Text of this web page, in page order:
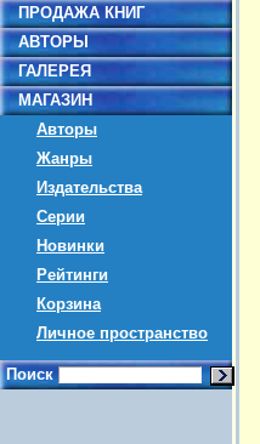
ПРОДАЖА КНИГ
АВТОРЫ
ГАЛЕРЕЯ
МАГАЗИН
Авторы
Жанры
Издательства
Серии
Новинки
Рейтинги
Корзина
Личное пространство
Поиск